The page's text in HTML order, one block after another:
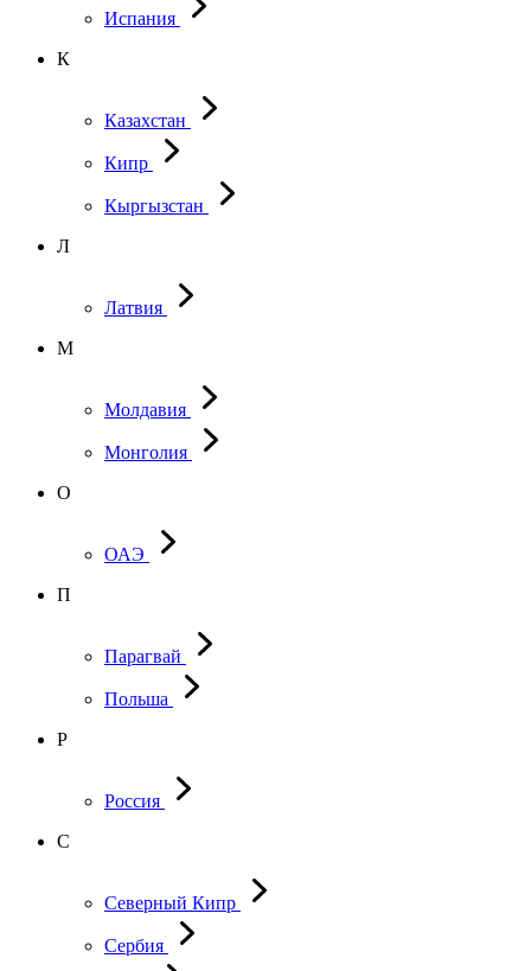
Испания
К
Казахстан
Кипр
Кыргызстан
Л
Латвия
М
Молдавия
Монголия
О
ОАЭ
П
Парагвай
Польша
Р
Россия
С
Северный Кипр
Сербия